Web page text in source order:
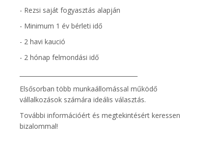
- Rezsi saját fogyasztás alapján
- Minimum 1 év bérleti idő
- 2 havi kaució
- 2 hónap felmondási idő
Elsősorban több munkaállomással működő
vállalkozások számára ideális választás.
További információért és megtekintésért keressen
bizalommal!